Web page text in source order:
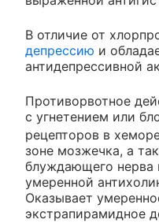
В отличие от
депрессию и
антидепрессивной
Противорвотное
с угнетением или
рецепторов в
зоне мозжечка, а
блуждающего нерва
умеренной
Оказывает
экстрапирамидное